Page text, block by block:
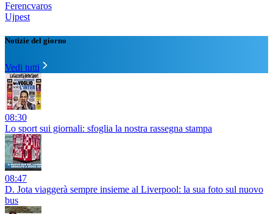
Ferencvaros
Ujpest
Notizie del giorno
Vedi tutti
08:30
Lo sport sui giornali: sfoglia la nostra rassegna stampa
08:47
D. Jota viaggerà sempre insieme al Liverpool: la sua foto sul nuovo
bus